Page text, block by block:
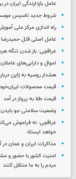
عامل بازدارندگی ایران در
شروط جدید تاسیس
راه اندازی مرکز ملی
عامل اصلی قتل
عراقچی: باز شدن تنگه
اموال و دارایی‌های
هشدار روسیه به ژاپن
قیمت محصولات ایران‌خودرو و
قیمت طلا به پرواز در آمد
وضعیت سلامتی جو
عراقچی: نه فراموش
خواهد ایستاد
مذاکرات ایران و عمان
امنیت کشور با حضور و
مردم را به ما منتقل کنند